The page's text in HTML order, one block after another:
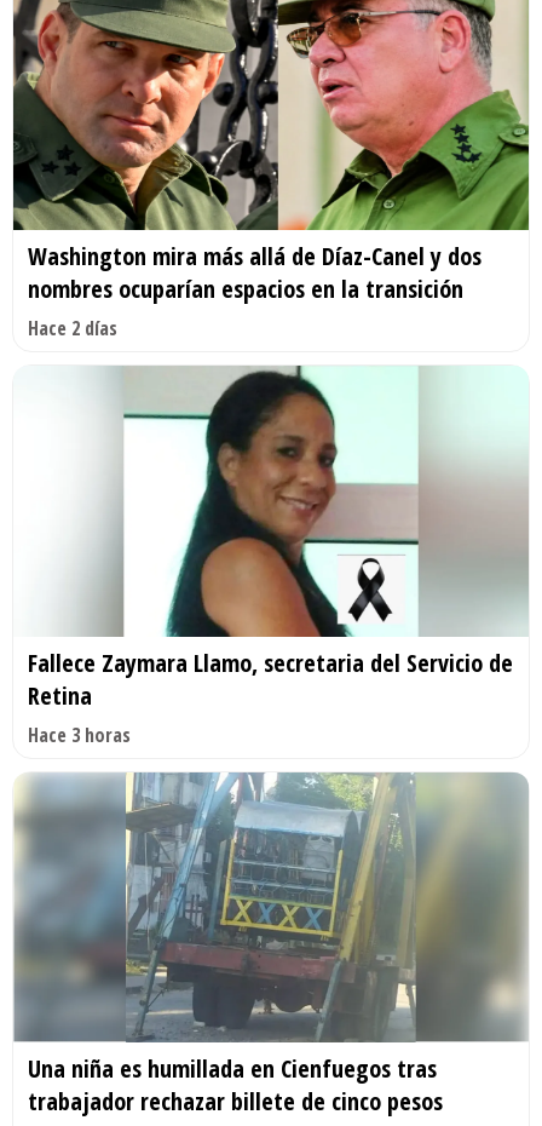
Washington mira más allá de Díaz-Canel y dos
nombres ocuparían espacios en la transición
Hace 2 días
Fallece Zaymara Llamo, secretaria del Servicio de
Retina
Hace 3 horas
Una niña es humillada en Cienfuegos tras
trabajador rechazar billete de cinco pesos